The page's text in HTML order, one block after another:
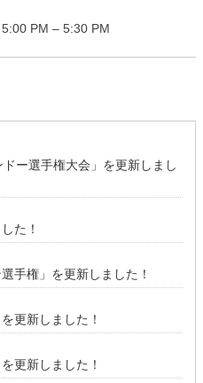
PM – 5:30 PM
ー選手権大会」を更新しまし
た！
手権」を更新しました！
更新しました！
更新しました！